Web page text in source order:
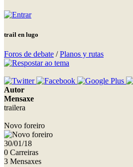
trail en lugo
Foros de debate /Planos y rutas
Autor
Mensaxe
trailera
Novo foreiro
30/01/18
0 Carreiras
3 Mensaxes